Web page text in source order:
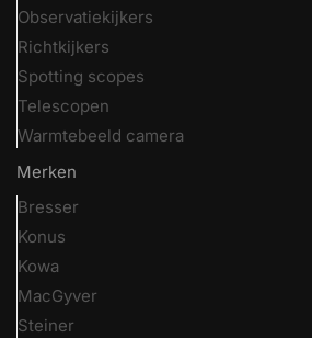
Observatiekijkers
Richtkijkers
Spotting scopes
Telescopen
Warmtebeeld camera
Merken
Bresser
Konus
Kowa
MacGyver
Steiner